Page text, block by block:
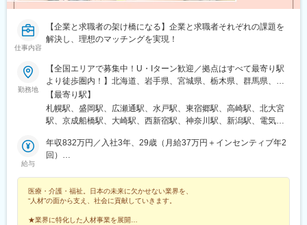
線)、西代駅、箕谷駅、夢前川駅、中山寺駅、大久保駅(兵庫県)、
学研奈良登美ケ丘駅、近江八幡駅、草津駅(滋賀県)、石山駅、近江
駅、遠賀野駅、花畑駅、宇美駅、行橋駅、赤間駅、西鉄柳川駅、
筑前前原駅、蒲池駅(福岡県)、飯塚駅、大保駅、笹原駅、瀬高駅、
春日原駅、羽犬塚駅、上伊田駅、筑豊中間駅、大牟田駅、甘木駅
(西鉄線)、中津駅(大分県)、南大分駅、佐世保駅、諫早駅、幸駅、
光の森駅、八代駅、鳥栖駅、武雄温泉駅、宮崎駅、西都城駅、上
茶山駅(福岡県)、赤嶺駅、てだこ浦西駅、首里駅、名古屋駅、近鉄
名古屋駅、伏見駅(愛知県)、栄駅(愛知県)、新栄町駅(愛知県)、前
高駅、牛田駅(愛知県)、苅安賀駅、岐南駅、大垣駅、浜松駅、四日
市駅、津駅、南方駅(大阪府)、北参道駅、天神駅、美栄橋駅、米野
駅、仙台駅、阿佐ケ谷駅、京王八王子駅、布田駅、虎ノ門ヒルズ
駅、高輪ゲートウェイ駅、赤羽橋駅、汐留駅、溜池山王駅、浜松
仕事内容
【企業と求職者の架け橋になる】企業と求職者それぞれの課題を
解決し、理想のマッチングを実現！
勤務地
【全国エリアで募集中！U・Iターン歓迎／拠点はすべて最寄り駅
より徒歩圏内！】北海道、岩手県、宮城県、栃木県、群馬県、埼
玉県、千葉県、東京都、神奈川県、静岡県、愛知県、新潟県、富
山県、京都府、大阪府、兵庫県、岡山県、広島県、香川県、福岡
県、長崎県、熊本県、鹿児島県、沖縄県（全国各エリア拠点よ
煙（受動喫煙対策／屋外に喫煙場所設置）※全拠点共通
【最寄り駅】
札幌駅、盛岡駅、広瀬通駅、水戸駅、東宿郷駅、高崎駅、北大宮
駅、京成船橋駅、大崎駅、西新宿駅、神奈川駅、新潟駅、電気ビ
東梅田駅、神戸三宮駅(阪神)、奈良駅、西川緑道公園駅、胡町駅、
高松築港駅、祇園駅(福岡県)、桜町駅(長崎県)、熊本城・市役所前
横浜駅、反町駅、新富町駅(富山県)、北鉄金沢駅、静岡駅、矢場町
駅、烏丸駅、梅田駅(地下鉄)、大阪梅田駅(阪神線)、北新地駅、三
宮駅(神戸新交通)、近鉄奈良駅、岡山駅前駅、銀山町駅、高松駅
給与
年収832万円／入社3年、29歳（月給37万円＋インセンティブ年2
回）
回）
医療・介護・福祉。日本の未来に欠かせない業界を、
“人材”の面から支え、社会に貢献していきます。
★業界に特化した人材事業を展開